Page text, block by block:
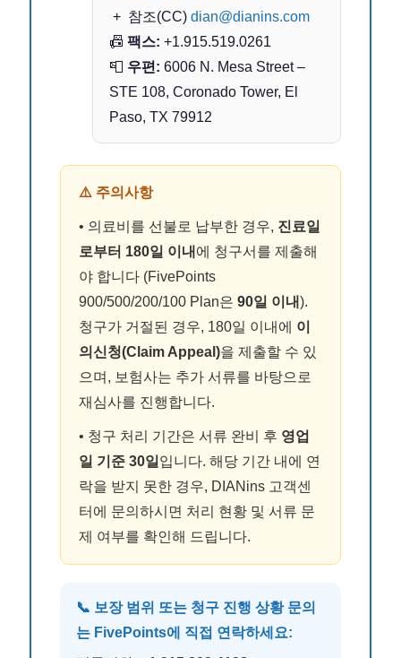
+ 참조(CC) dian@dianins.com
📠 팩스: +1.915.519.0261
📮 우편: 6006 N. Mesa Street –
STE 108, Coronado Tower, El
Paso, TX 79912
⚠️ 주의사항
• 의료비를 선불로 납부한 경우, 진료일
로부터 180일 이내 에 청구서를 제출해
야 합니다 (FivePoints
900/500/200/100 Plan은 90일 이내).
청구가 거절된 경우, 180일 이내에 이
의신청(Claim Appeal)을 제출할 수 있
으며, 보험사는 추가 서류를 바탕으로
재심사를 진행합니다.
• 청구 처리 기간은 서류 완비 후 영업
일 기준 30일 입니다. 해당 기간 내에 연
락을 받지 못한 경우, DIANins 고객센
터에 문의하시면 처리 현황 및 서류 문
제 여부를 확인해 드립니다.
📞 보장 범위 또는 청구 진행 상황 문의
는 FivePoints에 직접 연락하세요: